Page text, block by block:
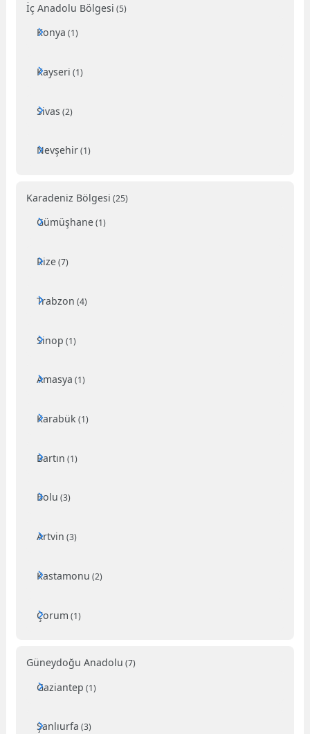
İç Anadolu Bölgesi (5)
Konya (1)
Kayseri (1)
Sivas (2)
Nevşehir(1)
Karadeniz Bölgesi (25)
Gümüşhane(1)
Rize(7)
Trabzon (4)
Sinop (1)
Amasya (1)
Karabük (1)
Bartın (1)
Bolu (3)
Artvin (3)
Kastamonu (2)
Çorum (1)
Güneydoğu Anadolu (7)
Gaziantep (1)
Şanlıurfa (3)